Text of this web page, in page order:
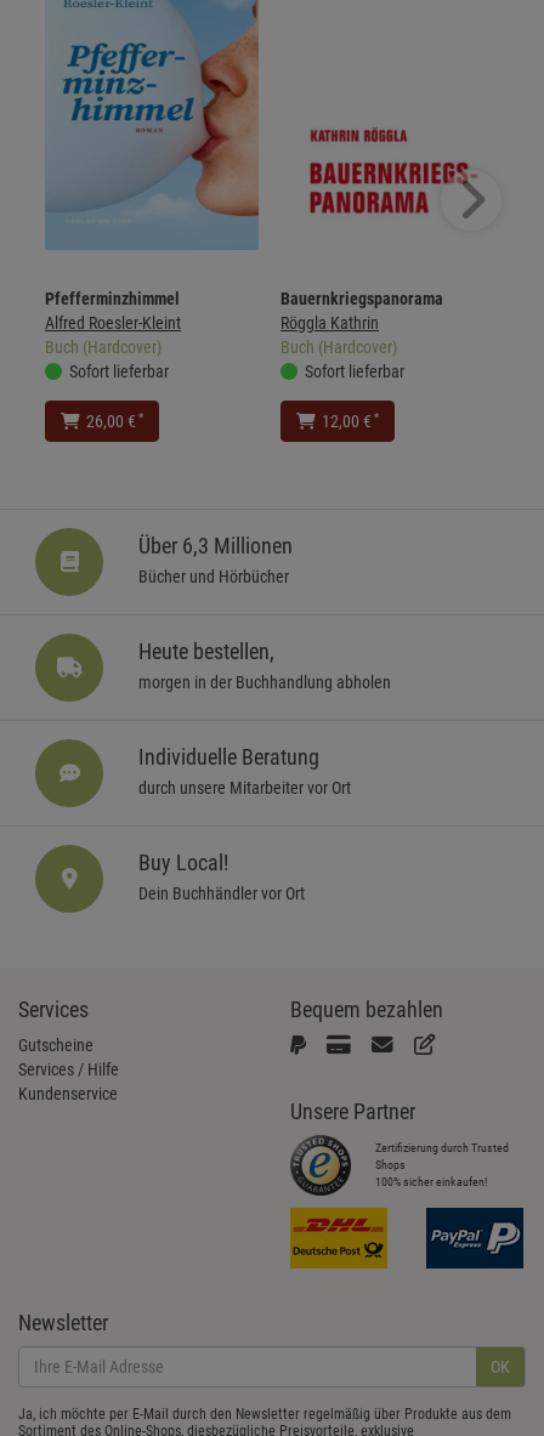
Pfefferminzhimmel
Alfred Roesler-Kleint
Buch (Hardcover)
Sofort lieferbar
26,00 € *
Bauernkriegspanorama
Röggla Kathrin
Buch (Hardcover)
Sofort lieferbar
12,00 € *
Über 6,3 Millionen
Bücher und Hörbücher
Heute bestellen,
morgen in der Buchhandlung abholen
Individuelle Beratung
durch unsere Mitarbeiter vor Ort
Buy Local!
Dein Buchhändler vor Ort
Services
Gutscheine
Services / Hilfe
Kundenservice
Bequem bezahlen
Unsere Partner
Zertifizierung durch Trusted
Shops
100% sicher einkaufen!
Newsletter
OK
Ja, ich möchte per E-Mail durch den Newsletter regelmäßig über Produkte aus dem
Sortiment des Online-Shops, diesbezügliche Preisvorteile, exklusive